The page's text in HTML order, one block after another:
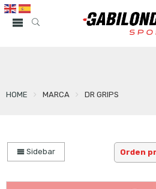
HOME MARCA DR GRIPS
Sidebar